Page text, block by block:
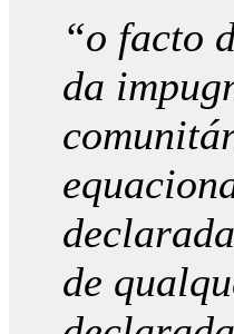
“o facto
da
de